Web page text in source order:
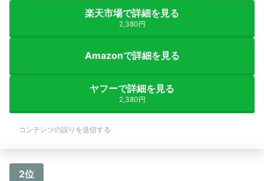
楽天市場で詳細を見る
2,380円
Amazonで詳細を見る
ヤフーで詳細を見る
2,380円
コンテンツの誤りを送信する
2位